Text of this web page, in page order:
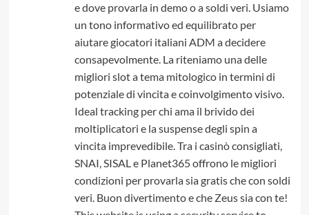
e dove provarla in demo o a soldi veri. Usiamo
un tono informativo ed equilibrato per
aiutare giocatori italiani ADM a decidere
consapevolmente. La riteniamo una delle
migliori slot a tema mitologico in termini di
potenziale di vincita e coinvolgimento visivo.
Ideal tracking per chi ama il brivido dei
moltiplicatori e la suspense degli spin a
vincita imprevedibile. Tra i casinò consigliati,
SNAI, SISAL e Planet365 offrono le migliori
condizioni per provarla sia gratis che con soldi
veri. Buon divertimento e che Zeus sia con te!